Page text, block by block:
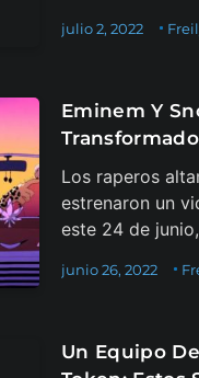
julio 2, 2022
Eminem Y
Los raperos
estrenaron un
este 24 de
junio 26, 2022
Un Equipo